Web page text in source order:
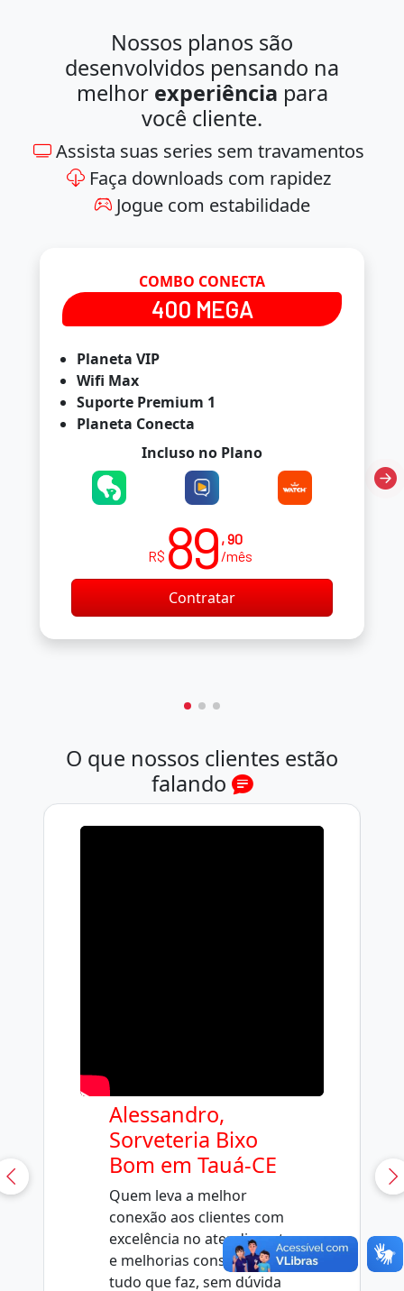
Nossos planos são
desenvolvidos pensando na
melhor experiência para
você cliente.
Assista suas series sem travamentos
Faça downloads com rapidez
Jogue com estabilidade
COMBO CONECTA
400 MEGA
Planeta VIP
Wifi Max
Suporte Premium 1
Planeta Conecta
Incluso no Plano
R$ 89 , 90
/mês
Contratar
O que nossos clientes estão
falando
Alessandro,
Sorveteria Bixo
Bom em Tauá-CE
Quem leva a melhor
conexão aos clientes com
excelência no atendimento
e melhorias constantes em
tudo que faz, sem dúvida